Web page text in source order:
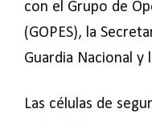
con el Grupo de
(GOPES), la
Guardia Nacional y
Las células de